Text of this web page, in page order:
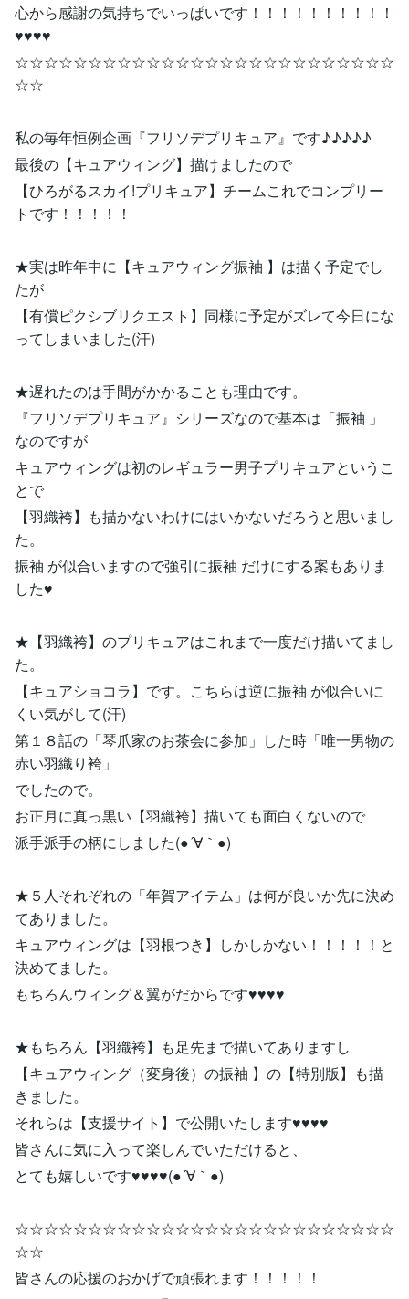
心から感謝の気持ちでいっぱいです！！！！！！！！！！
♥♥♥♥
☆☆☆☆☆☆☆☆☆☆☆☆☆☆☆☆☆☆☆☆☆☆☆☆☆☆
☆☆
私の毎年恒例企画『フリソデプリキュア』です♪♪♪♪♪
最後の【キュアウィング】描けましたので
【ひろがるスカイ!プリキュア】チームこれでコンプリー
トです！！！！！
★実は昨年中に【キュアウィング振袖 】は描く予定でし
たが
【有償ピクシブリクエスト】同様に予定がズレて今日にな
ってしまいました(汗)
★遅れたのは手間がかかることも理由です。
『フリソデプリキュア』シリーズなので基本は「振袖 」
なのですが
キュアウィングは初のレギュラー男子プリキュアというこ
とで
【羽織袴】も描かないわけにはいかないだろうと思いまし
た。
振袖 が似合いますので強引に振袖 だけにする案もありま
した♥
★【羽織袴】のプリキュアはこれまで一度だけ描いてまし
た。
【キュアショコラ】です。こちらは逆に振袖 が似合いに
くい気がして(汗)
第１８話の「琴爪家のお茶会に参加」した時「唯一男物の
赤い羽織り袴」
でしたので。
お正月に真っ黒い【羽織袴】描いても面白くないので
派手派手の柄にしました(●´∀｀●)
★５人それぞれの「年賀アイテム」は何が良いか先に決め
てありました。
キュアウィングは【羽根つき】しかしかない！！！！！と
決めてました。
もちろんウィング＆翼がだからです♥♥♥♥
★もちろん【羽織袴】も足先まで描いてありますし
【キュアウィング（変身後）の振袖 】の【特別版】も描
きました。
それらは【支援サイト】で公開いたします♥♥♥♥
皆さんに気に入って楽しんでいただけると、
とても嬉しいです♥♥♥♥(●´∀｀●)
☆☆☆☆☆☆☆☆☆☆☆☆☆☆☆☆☆☆☆☆☆☆☆☆☆☆
☆☆
皆さんの応援のおかげで頑張れます！！！！！